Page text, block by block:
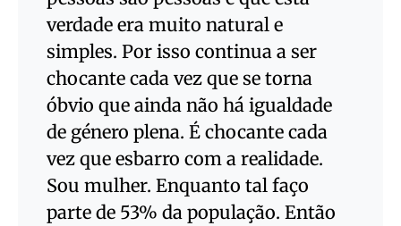
verdade era muito natural e
simples. Por isso continua a ser
chocante cada vez que se torna
óbvio que ainda não há igualdade
de género plena. É chocante cada
vez que esbarro com a realidade.
Sou mulher. Enquanto tal faço
parte de 53% da população. Então